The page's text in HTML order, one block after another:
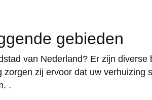
gebieden
van Nederland? Er zijn
zij ervoor dat uw verhuizing
.